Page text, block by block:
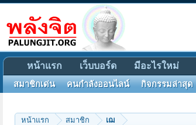
หน้าแรก สมาชิก เฌ
หน้าแรก เว็บบอร์ด มีอะไรใหม่
สมาชิกเด่น คนกำลังออนไลน์ กิจกรรมล่าสุด